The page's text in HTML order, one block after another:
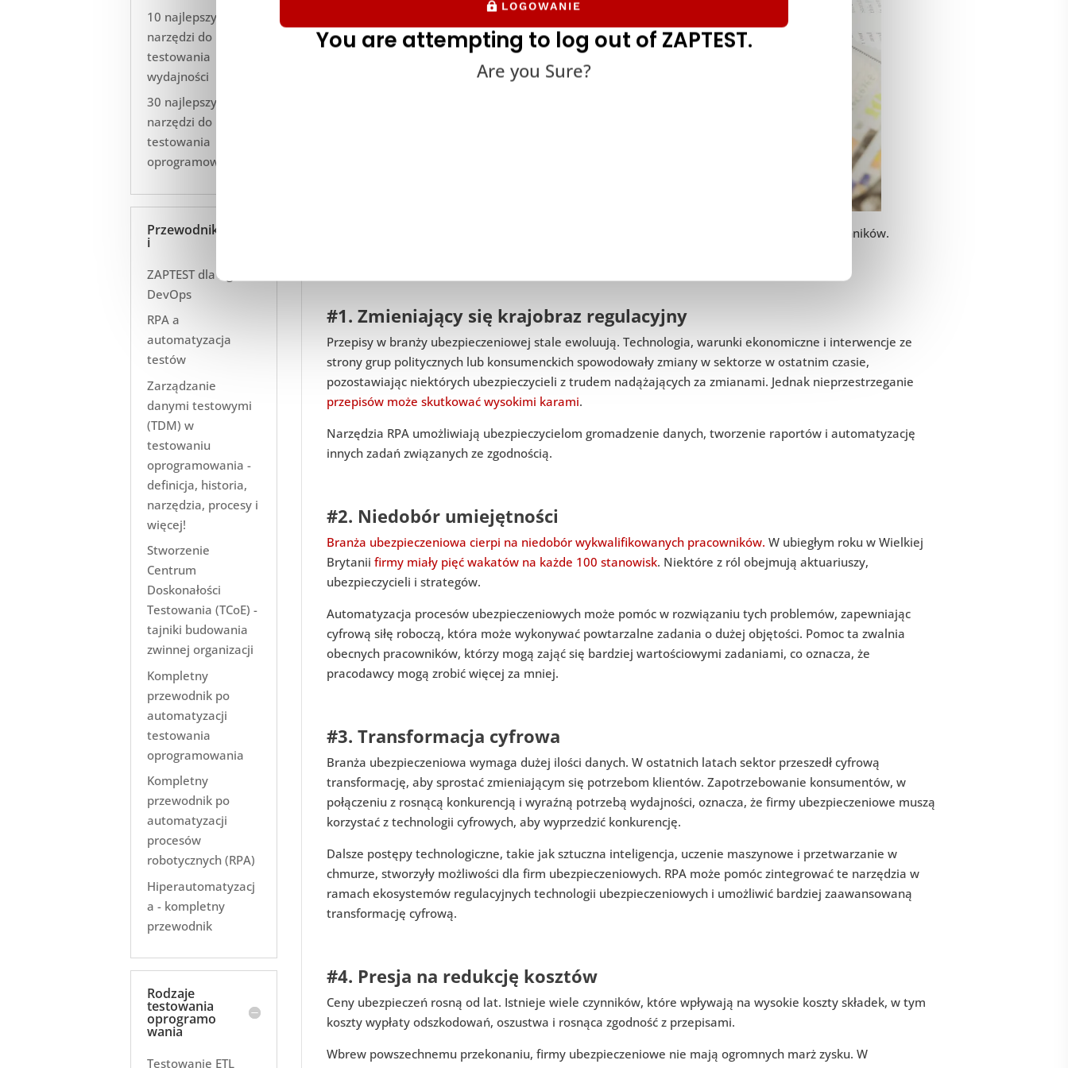
w branży ubezpieczeniowej jest napędzane przez złożony zestaw czynników.
#1. Zmieniający się krajobraz regulacyjny
Przepisy w branży ubezpieczeniowej stale ewoluują. Technologia, warunki ekonomiczne i interwencje ze
strony grup politycznych lub konsumenckich spowodowały zmiany w sektorze w ostatnim czasie,
pozostawiając niektórych ubezpieczycieli z trudem nadążających za zmianami. Jednak nieprzestrzeganie
przepisów może skutkować wysokimi karami.
Narzędzia RPA umożliwiają ubezpieczycielom gromadzenie danych, tworzenie raportów i automatyzację
innych zadań związanych ze zgodnością.
#2. Niedobór umiejętności
Branża ubezpieczeniowa cierpi na niedobór wykwalifikowanych pracowników. W ubiegłym roku w Wielkiej
Brytaniifirmy miały pięć wakatów na każde 100 stanowisk. Niektóre z ról obejmują aktuariuszy,
ubezpieczycieli i strategów.
Automatyzacja procesów ubezpieczeniowych może pomóc w rozwiązaniu tych problemów, zapewniając
cyfrową siłę roboczą, która może wykonywać powtarzalne zadania o dużej objętości. Pomoc ta zwalnia
obecnych pracowników, którzy mogą zająć się bardziej wartościowymi zadaniami, co oznacza, że
pracodawcy mogą zrobić więcej za mniej.
#3. Transformacja cyfrowa
Branża ubezpieczeniowa wymaga dużej ilości danych. W ostatnich latach sektor przeszedł cyfrową
transformację, aby sprostać zmieniającym się potrzebom klientów. Zapotrzebowanie konsumentów, w
połączeniu z rosnącą konkurencją i wyraźną potrzebą wydajności, oznacza, że firmy ubezpieczeniowe muszą
korzystać z technologii cyfrowych, aby wyprzedzić konkurencję.
Dalsze postępy technologiczne, takie jak sztuczna inteligencja, uczenie maszynowe i przetwarzanie w
chmurze, stworzyły możliwości dla firm ubezpieczeniowych. RPA może pomóc zintegrować te narzędzia w
ramach ekosystemów regulacyjnych technologii ubezpieczeniowych i umożliwić bardziej zaawansowaną
transformację cyfrową.
#4. Presja na redukcję kosztów
Ceny ubezpieczeń rosną od lat. Istnieje wiele czynników, które wpływają na wysokie koszty składek, w tym
koszty wypłaty odszkodowań, oszustwa i rosnąca zgodność z przepisami.
Wbrew powszechnemu przekonaniu, firmy ubezpieczeniowe nie mają ogromnych marż zysku. W
10 najlepszych
narzędzi do
testowania
wydajności
30 najlepszych
narzędzi do
testowania
oprogramowania
Przewodnik
i
ZAPTEST dla Agile
DevOps
RPA a
automatyzacja
testów
Zarządzanie
danymi testowymi
(TDM) w
testowaniu
oprogramowania -
definicja, historia,
narzędzia, procesy i
więcej!
Stworzenie
Centrum
Doskonałości
Testowania (TCoE) -
tajniki budowania
zwinnej organizacji
Kompletny
przewodnik po
automatyzacji
testowania
oprogramowania
Kompletny
przewodnik po
automatyzacji
procesów
robotycznych (RPA)
Hiperautomatyzacj
a - kompletny
przewodnik
Rodzaje
testowania
oprogramo
wania
Testowanie ETL
LOGOWANIE
You are attempting to log out of ZAPTEST.
Are you Sure?